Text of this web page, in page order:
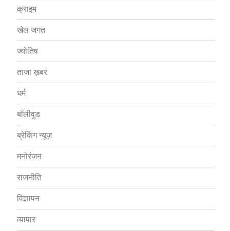
क्राइम
खेल जगत
ज्योतिष
ताजा ख़बर
धर्म
बॉलीवुड
ब्रेकिंग न्यूज़
मनोरंजन
राजनीति
विज्ञापन
व्यापार